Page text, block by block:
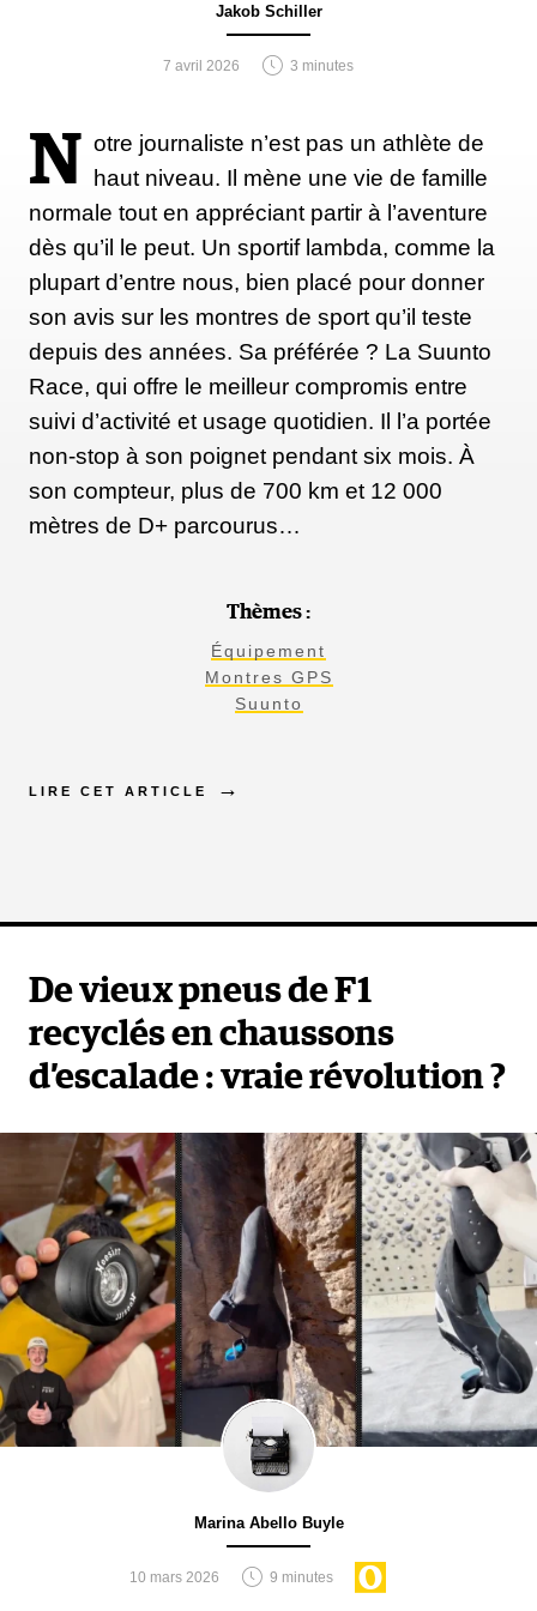
936 grammes
22/22.5.5 - 27/27.5
Catégorie : Alpine Touring
Idéales pour :les grandes randonneuses
Prix :680€
ACHETER
Jakob Schiller
7 avril 2026 3 minutes
N otre journaliste n’est pas un athlète de
haut niveau. Il mène une vie de famille
normale tout en appréciant partir à l’aventure
dès qu’il le peut. Un sportif lambda, comme la
plupart d’entre nous, bien placé pour donner
son avis sur les montres de sport qu’il teste
depuis des années. Sa préférée ? La Suunto
Race, qui offre le meilleur compromis entre
suivi d’activité et usage quotidien. Il l’a portée
non-stop à son poignet pendant six mois. À
son compteur, plus de 700 km et 12 000
mètres de D+ parcourus…
Thèmes :
Équipement
Montres GPS
Suunto
LIRE CET ARTICLE
De vieux pneus de F1
recyclés en chaussons
d’escalade : vraie révolution ?
Marina Abello Buyle
10 mars 2026 9 minutes